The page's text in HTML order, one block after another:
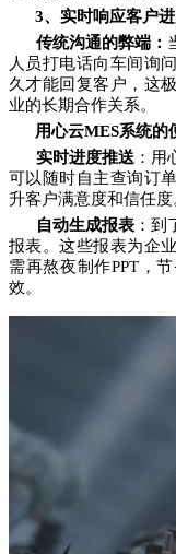
3、实时响应客户
传统沟通的弊端：
人员打电话向车间询
久才能回复客户，这
业的长期合作关系。
用心云MES系统的
实时进度推送 ：
可以随时自主查询订
升客户满意度和信任度
自动生成报表 ：
报表。这些报表为企
需再熬夜制作PPT，
效。